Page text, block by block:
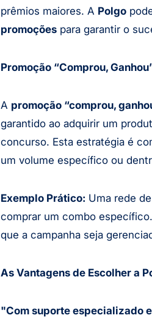
prêmios maiores. A Polgo
promoções para garantir o
Promoção “Comprou,
A promoção “comprou,
garantido ao adquirir um
concurso. Esta estratégia é
um volume específico ou
Exemplo Prático: Uma rede
comprar um combo
que a campanha seja
As Vantagens de Escolher a
"Com suporte especializado